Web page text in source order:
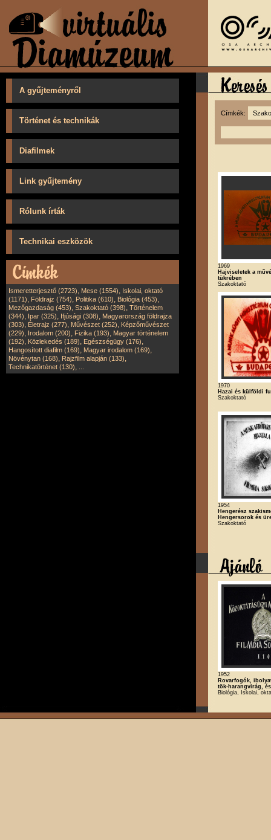
A gyűjteményről
Történet és technikák
Diafilmek
Link gyűjtemény
Rólunk írták
Technikai eszközök
Ismeretterjesztő (2723), Mese (1554), Iskolai, oktató
(1171), Földrajz (754), Politika (610), Biológia (453),
Mezőgazdaság (453), Szakoktató (398), Történelem
(344), Ipar (325), Ifjúsági (308), Magyarország földrajza
(303), Életrajz (277), Művészet (252), Képzőművészet
(229), Irodalom (200), Fizika (193), Magyar történelem
(192), Közlekedés (189), Egészségügy (176),
Hangosított diafilm (169), Magyar irodalom (169),
Növénytan (168), Rajzfilm alapján (133),
Technikatörténet (130),
Címkék:
1969
Hajviseletek a
tükrében
Szakoktató
1970
Hazai és külföldi
Szakoktató
1954
Hengerész
Hengersorok és
Szakoktató
1952
Rovarfogók,
tök-harangvirág,
Biológia, Iskolai,